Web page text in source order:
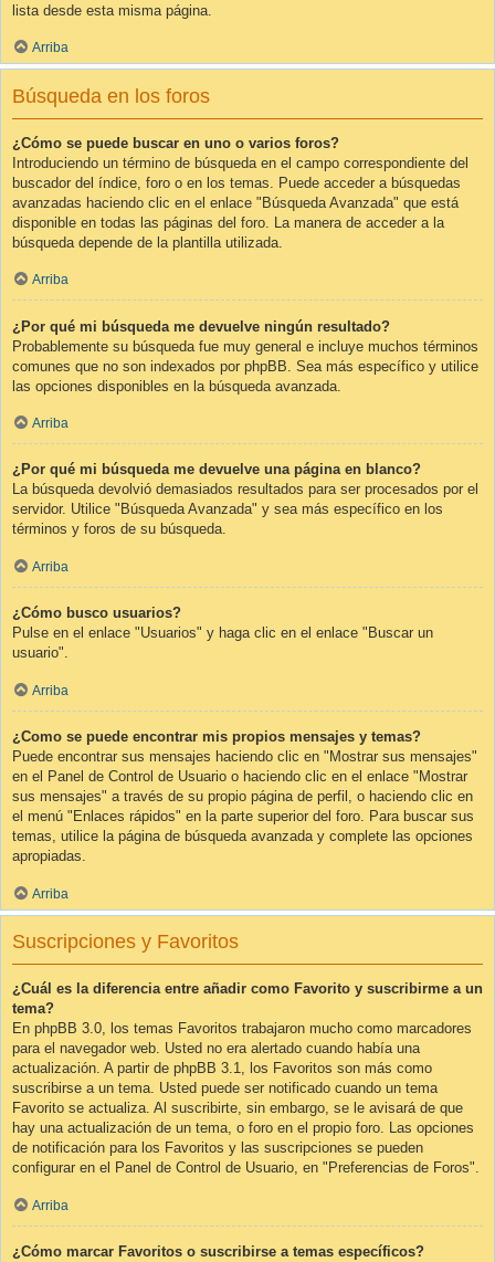
lista desde esta misma página.
Arriba
Búsqueda en los foros
¿Cómo se puede buscar en uno o varios foros?
Introduciendo un término de búsqueda en el campo correspondiente del
buscador del índice, foro o en los temas. Puede acceder a búsquedas
avanzadas haciendo clic en el enlace "Búsqueda Avanzada" que está
disponible en todas las páginas del foro. La manera de acceder a la
búsqueda depende de la plantilla utilizada.
Arriba
¿Por qué mi búsqueda me devuelve ningún resultado?
Probablemente su búsqueda fue muy general e incluye muchos términos
comunes que no son indexados por phpBB. Sea más específico y utilice
las opciones disponibles en la búsqueda avanzada.
Arriba
¿Por qué mi búsqueda me devuelve una página en blanco?
La búsqueda devolvió demasiados resultados para ser procesados por el
servidor. Utilice "Búsqueda Avanzada" y sea más específico en los
términos y foros de su búsqueda.
Arriba
¿Cómo busco usuarios?
Pulse en el enlace "Usuarios" y haga clic en el enlace "Buscar un
usuario".
Arriba
¿Como se puede encontrar mis propios mensajes y temas?
Puede encontrar sus mensajes haciendo clic en "Mostrar sus mensajes"
en el Panel de Control de Usuario o haciendo clic en el enlace "Mostrar
sus mensajes" a través de su propio página de perfil, o haciendo clic en
el menú "Enlaces rápidos" en la parte superior del foro. Para buscar sus
temas, utilice la página de búsqueda avanzada y complete las opciones
apropiadas.
Arriba
Suscripciones y Favoritos
¿Cuál es la diferencia entre añadir como Favorito y suscribirme a un
tema?
En phpBB 3.0, los temas Favoritos trabajaron mucho como marcadores
para el navegador web. Usted no era alertado cuando había una
actualización. A partir de phpBB 3.1, los Favoritos son más como
suscribirse a un tema. Usted puede ser notificado cuando un tema
Favorito se actualiza. Al suscribirte, sin embargo, se le avisará de que
hay una actualización de un tema, o foro en el propio foro. Las opciones
de notificación para los Favoritos y las suscripciones se pueden
configurar en el Panel de Control de Usuario, en "Preferencias de Foros".
Arriba
¿Cómo marcar Favoritos o suscribirse a temas específicos?